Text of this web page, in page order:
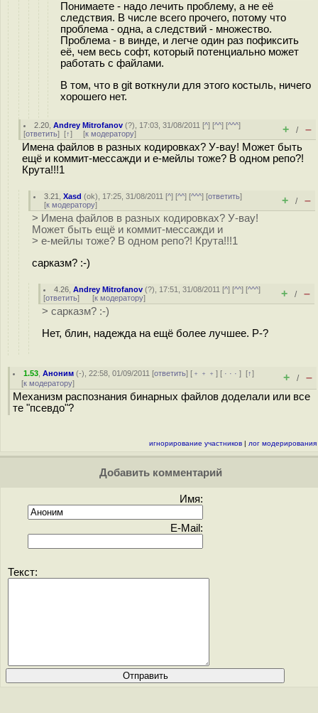
Понимаете - надо лечить проблему, а не её
следствия. В числе всего прочего, потому что
проблема - одна, а следствий - множество.
Проблема - в винде, и легче один раз пофиксить
её, чем весь софт, который потенциально может
работать с файлами.
В том, что в git воткнули для этого костыль, ничего
хорошего нет.
2.20 ,Andrey Mitrofanov (?), 17:03, 31/08/2011 [^] [^^] [^^^]
[ответить] [↑] [к модератору] + / –
Имена файлов в разных кодировках? У-вау! Может быть
ещё и коммит-мессажди и е-мейлы тоже? В одном репо?!
Крута!!!1
3.21 ,Xasd (ok), 17:25, 31/08/2011 [^] [^^] [^^^] [ответить]
[к модератору] + / –
> Имена файлов в разных кодировках? У-вау!
Может быть ещё и коммит-мессажди и
> е-мейлы тоже? В одном репо?! Крута!!!1
сарказм? :-)
4.26 ,Andrey Mitrofanov (?), 17:51, 31/08/2011 [^] [^^] [^^^]
[ответить] [к модератору] + / –
> сарказм? :-)
Нет, блин, надежда на ещё более лучшее. P-?
1.53 ,Аноним (-), 22:58, 01/09/2011 [ответить] [ ﹢﹢﹢] [ · · ·][↑]
[к модератору] + / –
Механизм распознания бинарных файлов доделали или все
те "псевдо"?
игнорирование участников | лог модерирования
Добавить комментарий
Имя:
E-Mail:
Текст: